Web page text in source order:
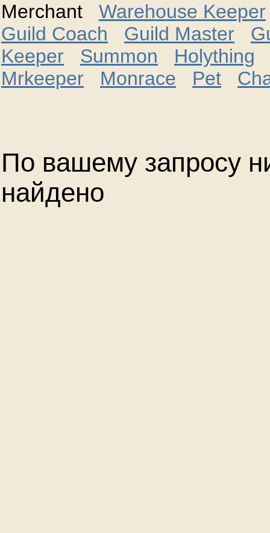
Merchant Warehouse Keeper
Guild Coach
Guild Master
Keeper
Summon
Holything
Mrkeeper
Monrace Pet
По вашему запросу
найдено